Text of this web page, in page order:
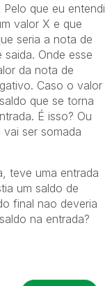
que eu entendi
valor X e que
seria a nota de
Onde esse
da nota de
Caso o valor
que se torna
É isso? Ou
ser somada
teve uma entrada
um saldo de
final nao deveria
na entrada?